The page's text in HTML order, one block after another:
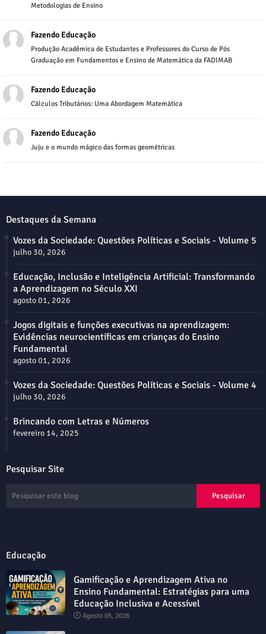
Metodologias de Ensino
Fazendo Educação
Produção Acadêmica de Estudantes e Professores do Curso de Pós
Graduação em Fundamentos e Ensino de Matemática da FADIMAB
Fazendo Educação
Cálculos Tributários: Uma Abordagem Matemática
Fazendo Educação
Juju e o mundo mágico das formas geométricas
Destaques da Semana
Vozes da Sociedade: Questões Políticas e Sociais - Volume 5
julho 30, 2026
Educação, Inclusão e Inteligência Artificial: Transformando
a Aprendizagem no Século XXI
agosto 01, 2026
Jogos digitais e funções executivas na aprendizagem:
Evidências neurocientíficas em crianças do Ensino
Fundamental
agosto 01, 2026
Vozes da Sociedade: Questões Políticas e Sociais - Volume 4
julho 30, 2026
Brincando com Letras e Números
fevereiro 14, 2025
Pesquisar Site
Educação
Gamificação e Aprendizagem Ativa no
Ensino Fundamental: Estratégias para uma
Educação Inclusiva e Acessível
Agosto 05, 2026